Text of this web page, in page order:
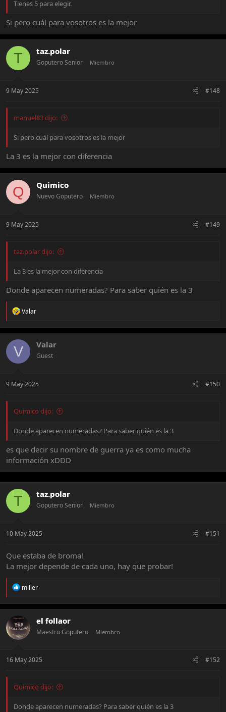
Tienes 5 para elegir.
Si pero cuál para vosotros es la mejor
T taz.polar
Goputero Senior Miembro
9 May 2025 #148
manuel83 dijo:
Si pero cuál para vosotros es la mejor
La 3 es la mejor con diferencia
Q Quimico
Nuevo Goputero Miembro
9 May 2025 #149
taz.polar dijo:
La 3 es la mejor con diferencia
Donde aparecen numeradas? Para saber quién es la 3
R
a
c
t
i
:
Valar
V Valar
Guest
9 May 2025 #150
Quimico dijo:
Donde aparecen numeradas? Para saber quién es la 3
es que decir su nombre de guerra ya es como mucha
información xDDD
T taz.polar
Goputero Senior Miembro
10 May 2025 #151
Que estaba de broma!
La mejor depende de cada uno, hay que probar!
R
a
c
t
i
o
:
miller
el follaor
Maestro Goputero Miembro
16 May 2025 #152
Quimico dijo:
Donde aparecen numeradas? Para saber quién es la 3